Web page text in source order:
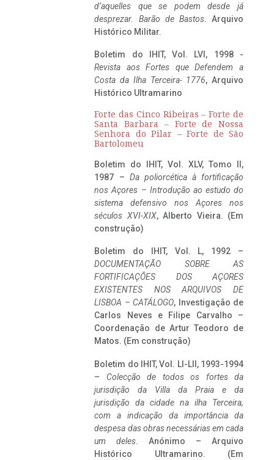
d’aquelles que se podem desde já
desprezar. Barão de Bastos. Arquivo
Histórico Militar.
Boletim do IHIT, Vol. LVI, 1998 -
Revista aos Fortes que Defendem a
Costa da Ilha Terceira- 1776, Arquivo
Histórico Ultramarino
Forte das Cinco Ribeiras – Forte de
Santa Barbara – Forte de Nossa
Senhora do Pilar – Forte de São
Bartolomeu
Boletim do IHIT, Vol. XLV, Tomo II,
1987 – Da poliorcética à fortificação
nos Açores – Introdução ao estudo do
sistema defensivo nos Açores nos
séculos XVI-XIX, Alberto Vieira. (Em
construção)
Boletim do IHIT, Vol. L, 1992 –
DOCUMENTAÇÃO SOBRE AS
FORTIFICAÇÕES DOS AÇORES
EXISTENTES NOS ARQUIVOS DE
LISBOA – CATÁLOGO, Investigação de
Carlos Neves e Filipe Carvalho –
Coordenação de Artur Teodoro de
Matos. (Em construção)
Boletim do IHIT, Vol. LI-LII, 1993-1994
– Colecção de todos os fortes da
jurisdição da Villa da Praia e da
jurisdição da cidade na ilha Terceira,
com a indicação da importância da
despesa das obras necessárias em cada
um deles. Anónimo – Arquivo
Histórico Ultramarino. (Em